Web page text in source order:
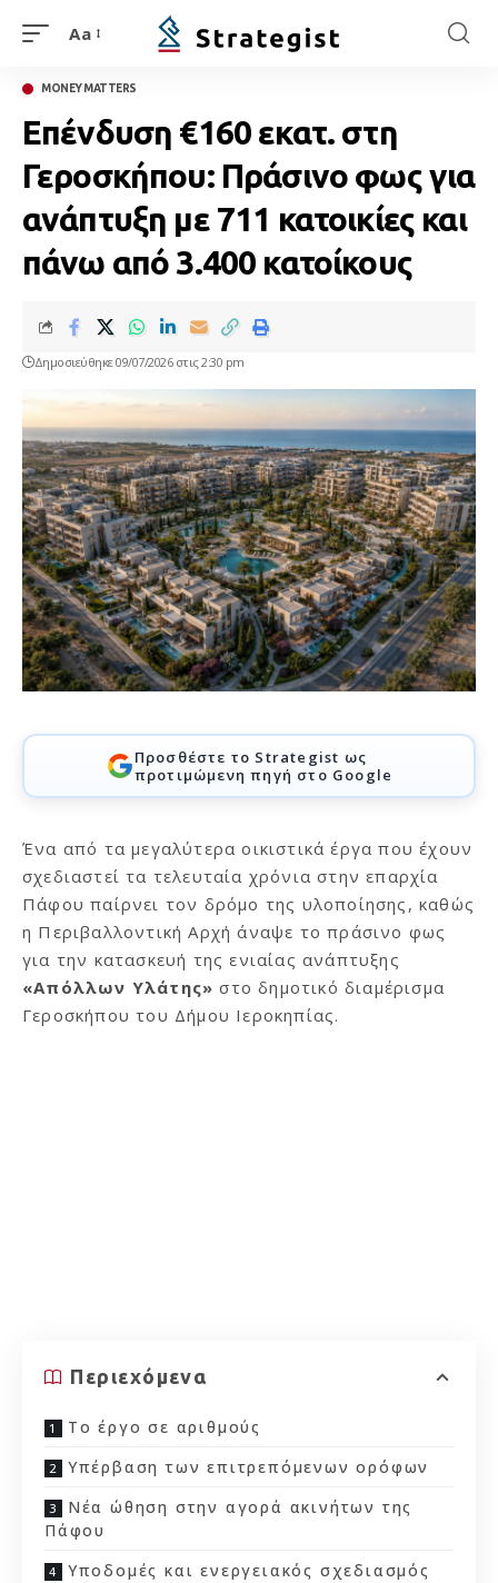
Aa
MONEY MATTERS
Επένδυση €160 εκατ. στη
Γεροσκήπου: Πράσινο φως για
ανάπτυξη με 711 κατοικίες και
πάνω από 3.400 κατοίκους
Δημοσιεύθηκε 09/07/2026 στις 2:30 pm
Προσθέστε το Strategist ως
προτιμώμενη πηγή στο Google
Ένα από τα μεγαλύτερα οικιστικά έργα που έχουν
σχεδιαστεί τα τελευταία χρόνια στην επαρχία
Πάφου παίρνει τον δρόμο της υλοποίησης, καθώς
η Περιβαλλοντική Αρχή άναψε το πράσινο φως
για την κατασκευή της ενιαίας ανάπτυξης
«Απόλλων Υλάτης» στο δημοτικό διαμέρισμα
Γεροσκήπου του Δήμου Ιεροκηπίας.
Περιεχόμενα
Το έργο σε αριθμούς
Υπέρβαση των επιτρεπόμενων ορόφων
Νέα ώθηση στην αγορά ακινήτων της
Πάφου
Υποδομές και ενεργειακός σχεδιασμός